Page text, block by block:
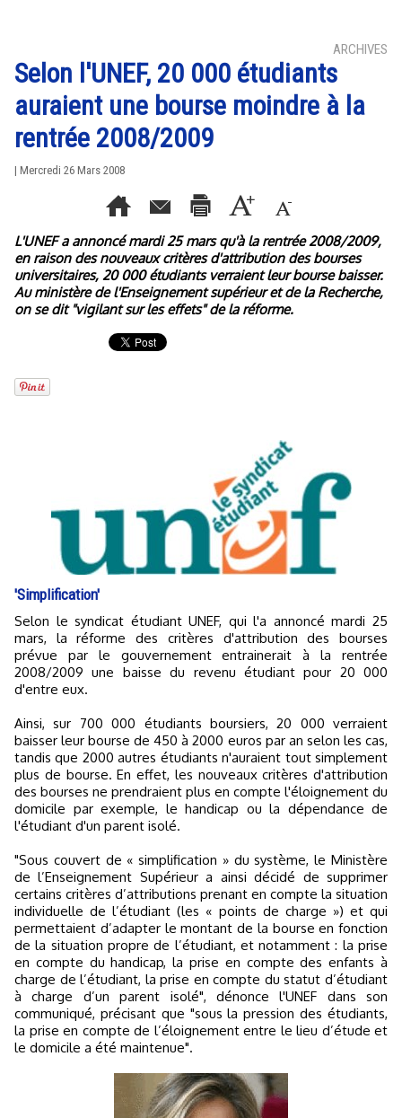
ARCHIVES
Selon l'UNEF, 20 000 étudiants
auraient une bourse moindre à la
rentrée 2008/2009
| Mercredi 26 Mars 2008
L'UNEF a annoncé mardi 25 mars qu'à la rentrée 2008/2009,
en raison des nouveaux critères d'attribution des bourses
universitaires, 20 000 étudiants verraient leur bourse baisser.
Au ministère de l'Enseignement supérieur et de la Recherche,
on se dit "vigilant sur les effets" de la réforme.
'Simplification'
Selon le syndicat étudiant UNEF, qui l'a annoncé mardi 25
mars, la réforme des critères d'attribution des bourses
prévue par le gouvernement entrainerait à la rentrée
2008/2009 une baisse du revenu étudiant pour 20 000
d'entre eux.
Ainsi, sur 700 000 étudiants boursiers, 20 000 verraient
baisser leur bourse de 450 à 2000 euros par an selon les cas,
tandis que 2000 autres étudiants n'auraient tout simplement
plus de bourse. En effet, les nouveaux critères d'attribution
des bourses ne prendraient plus en compte l'éloignement du
domicile par exemple, le handicap ou la dépendance de
l'étudiant d'un parent isolé.
"Sous couvert de « simplification » du système, le Ministère
de l’Enseignement Supérieur a ainsi décidé de supprimer
certains critères d’attributions prenant en compte la situation
individuelle de l’étudiant (les « points de charge ») et qui
permettaient d’adapter le montant de la bourse en fonction
de la situation propre de l’étudiant, et notamment : la prise
en compte du handicap, la prise en compte des enfants à
charge de l’étudiant, la prise en compte du statut d’étudiant
à charge d’un parent isolé", dénonce l'UNEF dans son
communiqué, précisant que "sous la pression des étudiants,
la prise en compte de l’éloignement entre le lieu d’étude et
le domicile a été maintenue".